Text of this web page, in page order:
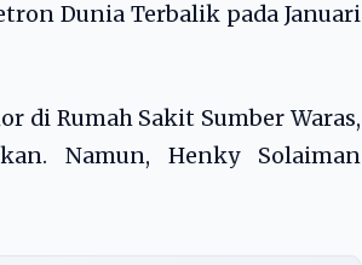
Dunia Terbalik pada Januari
di Rumah Sakit Sumber Waras,
Namun, Henky Solaiman